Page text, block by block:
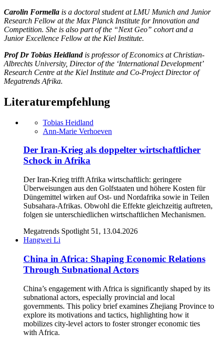
Carolin Formella is a doctoral student at LMU Munich and Junior
Research Fellow at the Max Planck Institute for Innovation and
Competition. She is also part of the “Next Geo” cohort and a
Junior Excellence Fellow at the Kiel Institute.
Prof Dr Tobias Heidlandis professor of Economics at Christian-
Albrechts University, Director of the ‘International Development’
Research Centre at the Kiel Institute and Co-Project Director of
Megatrends Afrika.
Literaturempfehlung
Tobias Heidland
Ann-Marie Verhoeven
Der Iran-Krieg als doppelter wirtschaftlicher
Schock in Afrika
Der Iran-Krieg trifft Afrika wirtschaftlich: geringere
Überweisungen aus den Golfstaaten und höhere Kosten für
Düngemittel wirken auf Ost- und Nordafrika sowie in Teilen
Subsahara-Afrikas. Obwohl die Effekte gleichzeitig auftreten,
folgen sie unterschiedlichen wirtschaftlichen Mechanismen.
Megatrends Spotlight 51, 13.04.2026
Hangwei Li
China in Africa: Shaping Economic Relations
Through Subnational Actors
China’s engagement with Africa is significantly shaped by its
subnational actors, especially provincial and local
governments. This policy brief examines Zhejiang Province to
explore its motivations and tactics, highlighting how it
mobilizes city-level actors to foster stronger economic ties
with Africa.